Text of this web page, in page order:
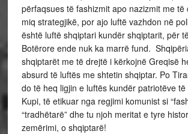
përfaqsues të fashizmit apo nazizmit me të
miq strategjikë, por ajo luftë vazhdon në
është luftë shqiptari kundër shqiptarit, për
Botërore ende nuk ka marrë fund.
shqiptarët me të drejtë i kërkojnë Greqisë
absurd të luftës me shtetin shqiptar. Po
do të heq ligjin e luftës kundër patriotëve
Kupi, të etikuar nga regjimi komunist si
“tradhëtarë” dhe tu njoh meritat e tyre
zemërimi, o shqiptarë!